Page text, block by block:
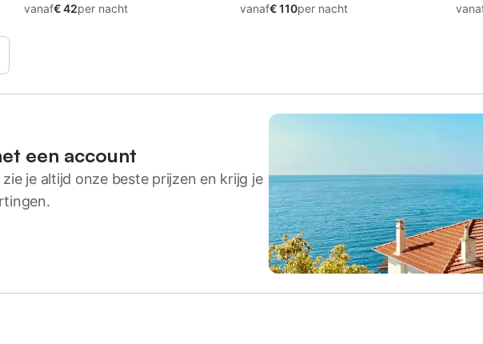
vanaf€ 42per nacht
vanaf€ 110per nacht
een account
je altijd onze beste prijzen en krijg je